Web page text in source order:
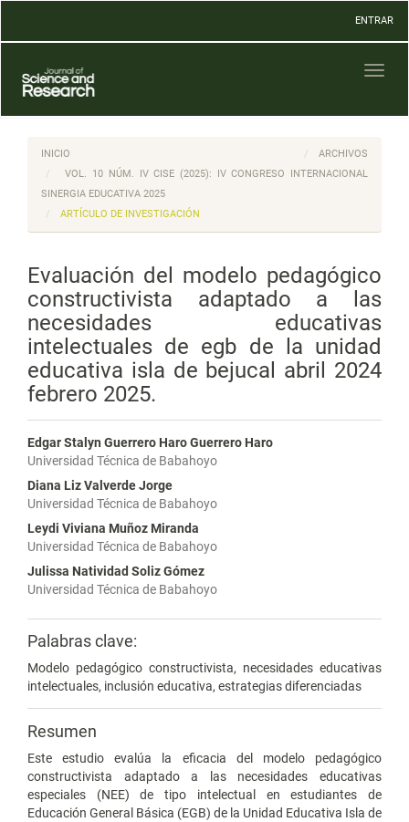
Contenido
Barra
lateral
ENTRAR
INICIO
ARCHIVOS
VOL. 10 NÚM. IV CISE (2025): IV CONGRESO INTERNACIONAL
SINERGIA EDUCATIVA 2025
ARTÍCULO DE INVESTIGACIÓN
Evaluación del modelo pedagógico
constructivista adaptado a las
necesidades educativas
intelectuales de egb de la unidad
educativa isla de bejucal abril 2024
febrero 2025.
Edgar Stalyn Guerrero Haro Guerrero Haro
Universidad Técnica de Babahoyo
Diana Liz Valverde Jorge
Universidad Técnica de Babahoyo
Leydi Viviana Muñoz Miranda
Universidad Técnica de Babahoyo
Julissa Natividad Soliz Gómez
Universidad Técnica de Babahoyo
Palabras clave:
Modelo pedagógico constructivista, necesidades educativas
intelectuales, inclusión educativa, estrategias diferenciadas
Resumen
Este estudio evalúa la eficacia del modelo pedagógico
constructivista adaptado a las necesidades educativas
especiales (NEE) de tipo intelectual en estudiantes de
Educación General Básica (EGB) de la Unidad Educativa Isla de